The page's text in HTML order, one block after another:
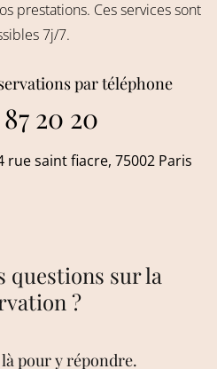
prestations. Ces services sont
7j/7.
par téléphone
20 20
rue saint fiacre, 75002 Paris
questions sur la
?
pour y répondre.